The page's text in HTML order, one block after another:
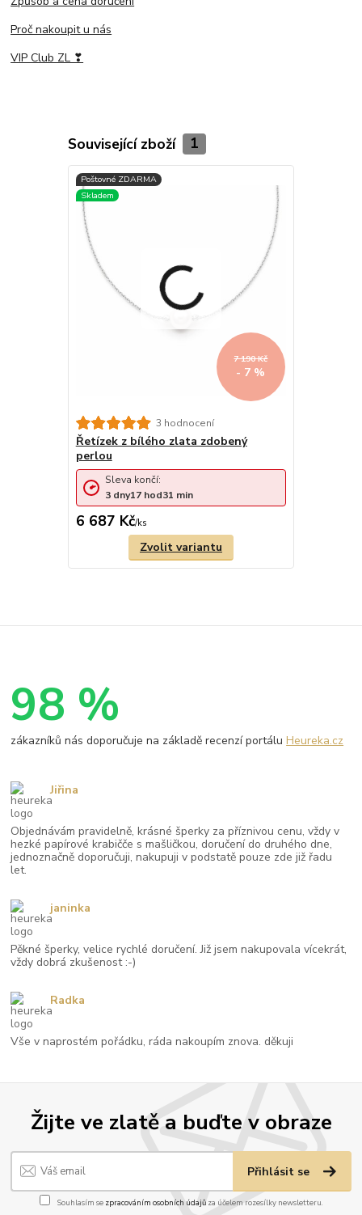
Proč nakoupit u nás
VIP Club ZL ❣
Související zboží 1
7 190 Kč
- 7 %
3 hodnocení
Řetízek z bílého zlata zdobený
perlou
6 687 Kč/ks
Sleva končí:
3 dny17 hod31 min
Zvolit variantu
Žijte ve zlatě a buďte v obraze
Přihlásit se
Souhlasím se zpracováním osobních údajůza účelem rozesílky newsletteru.
98 %
zákazníků nás doporučuje na základě recenzí portáluHeureka.cz
Objednávám pravidelně, krásné šperky za příznivou cenu, vždy v
hezké papírové krabičče s mašličkou, doručení do druhého dne,
jednoznačně doporučuji, nakupuji v podstatě pouze zde již řadu
let.
Jiřina
Pěkné šperky, velice rychlé doručení. Již jsem nakupovala vícekrát,
vždy dobrá zkušenost :-)
janinka
Vše v naprostém pořádku, ráda nakoupím znova. děkuji
Radka